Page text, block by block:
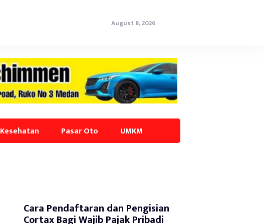
August 8, 2026
Kesehatan Pasar Oto UMKM
Cara Pendaftaran dan Pengisian
Cortax Bagi Wajib Pajak Pribadi